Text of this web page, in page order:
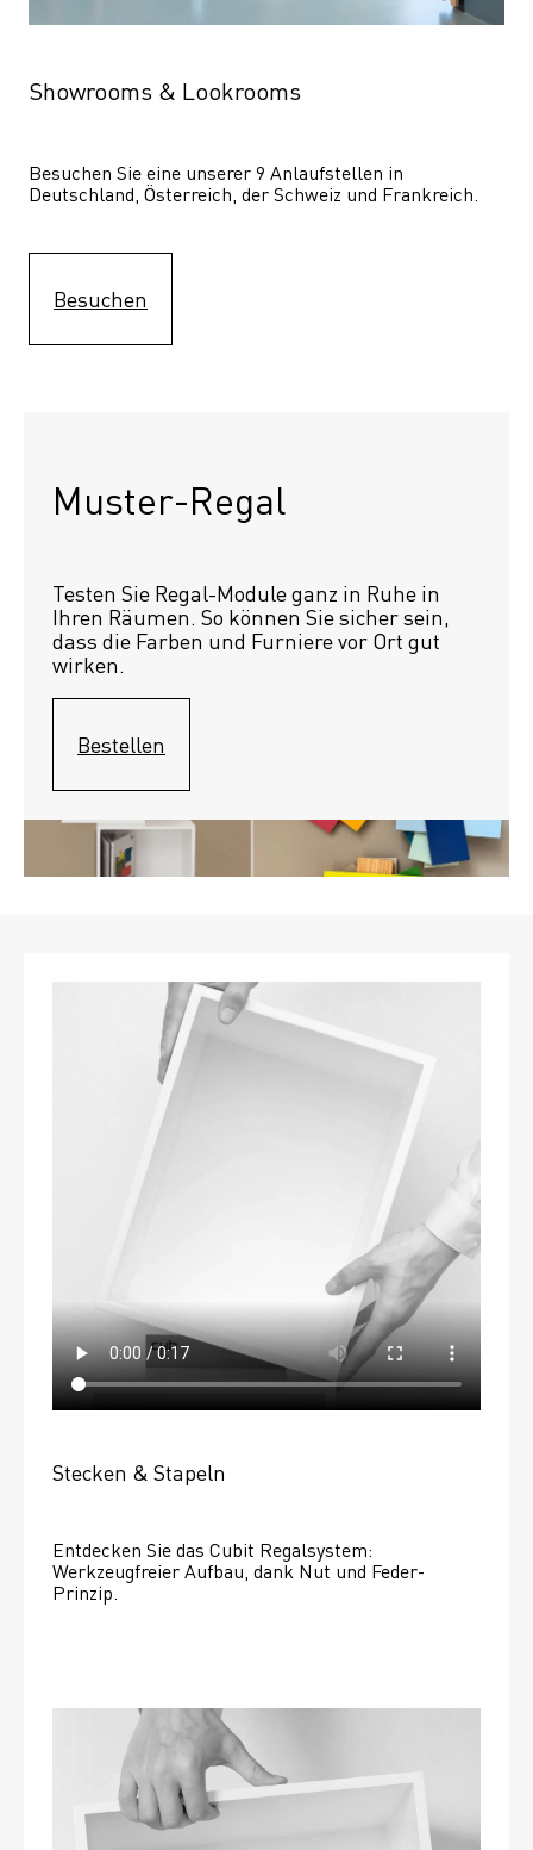
Showrooms & Lookrooms
Besuchen Sie eine unserer 9 Anlaufstellen in
Deutschland, Österreich, der Schweiz und Frankreich.
Besuchen
Muster-Regal
Testen Sie Regal-Module ganz in Ruhe in
Ihren Räumen. So können Sie sicher sein,
dass die Farben und Furniere vor Ort gut
wirken.
Bestellen
Stecken & Stapeln
Entdecken Sie das Cubit Regalsystem:
Werkzeugfreier Aufbau, dank Nut und Feder-
Prinzip.